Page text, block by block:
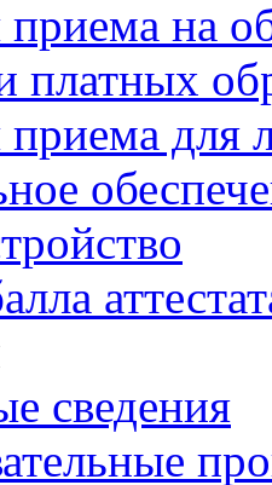
приема на
платных
приема для
сведения